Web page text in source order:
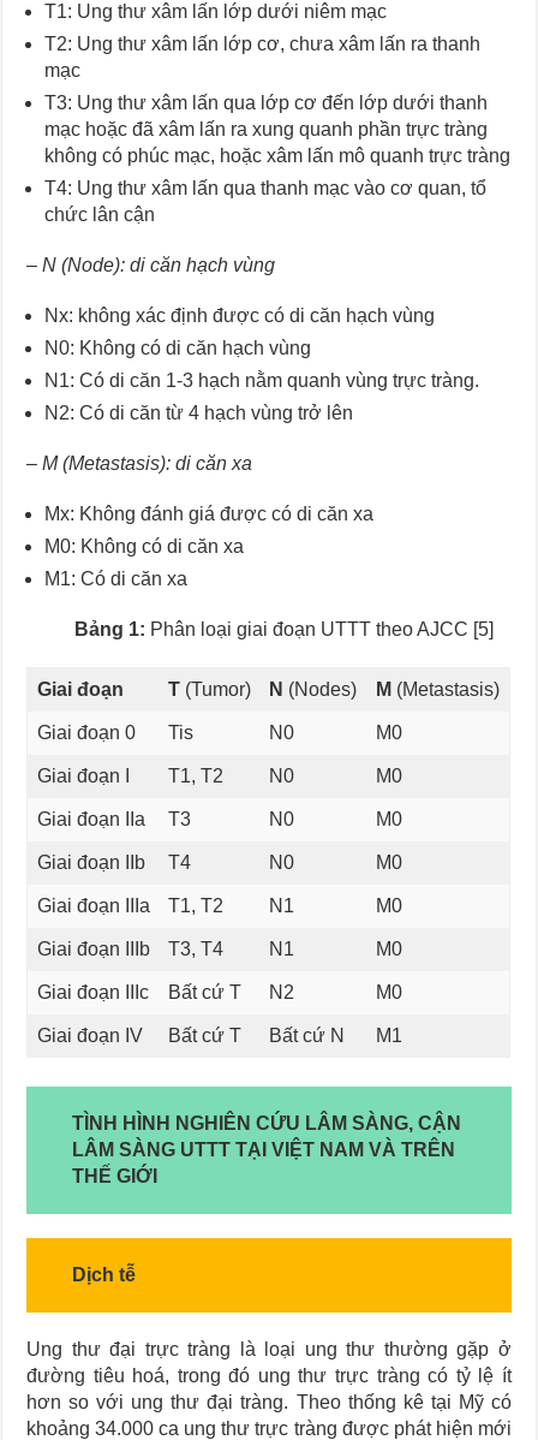
T1: Ung thư xâm lấn lớp dưới niêm mạc
T2: Ung thư xâm lấn lớp cơ, chưa xâm lấn ra thanh
mạc
T3: Ung thư xâm lấn qua lớp cơ đến lớp dưới thanh
mạc hoặc đã xâm lấn ra xung quanh phần trực tràng
không có phúc mạc, hoặc xâm lấn mô quanh trực tràng
T4: Ung thư xâm lấn qua thanh mạc vào cơ quan, tổ
chức lân cận
– N (Node): di căn hạch vùng
Nx: không xác định được có di căn hạch vùng
N0: Không có di căn hạch vùng
N1: Có di căn 1-3 hạch nằm quanh vùng trực tràng.
N2: Có di căn từ 4 hạch vùng trở lên
– M (Metastasis): di căn xa
Mx: Không đánh giá được có di căn xa
M0: Không có di căn xa
M1: Có di căn xa
Bảng 1: Phân loại giai đoạn UTTT theo AJCC [5]
Giai đoạn T(Tumor) N (Nodes) M (Metastasis)
Giai đoạn 0 Tis N0 M0
Giai đoạn I T1, T2 N0 M0
Giai đoạn IIa T3 N0 M0
Giai đoạn IIb T4 N0 M0
Giai đoạn IIIa T1, T2 N1 M0
Giai đoạn IIIb T3, T4 N1 M0
Giai đoạn IIIc Bất cứ T N2 M0
Giai đoạn IV Bất cứ T Bất cứ N M1
TÌNH HÌNH NGHIÊN CỨU LÂM SÀNG, CẬN
LÂM SÀNG UTTT TẠI VIỆT NAM VÀ TRÊN
THẾ GIỚI
Dịch tễ
Ung thư đại trực tràng là loại ung thư thường gặp ở
đường tiêu hoá, trong đó ung thư trực tràng có tỷ lệ ít
hơn so với ung thư đại tràng. Theo thống kê tại Mỹ có
khoảng 34.000 ca ung thư trực tràng được phát hiện mới